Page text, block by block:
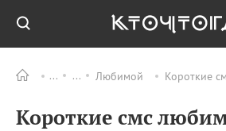
Любимой Короткие
Короткие смс 06.08